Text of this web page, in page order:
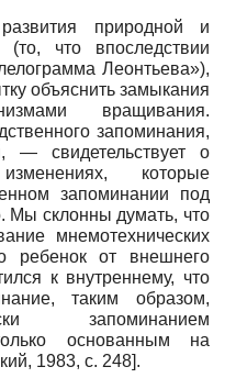
природной и
(то, что впоследствии
Леонтьева»),
объяснить замыкания
вращивания.
запоминания,
свидетельствует о
которые
запоминании под
Мы склонны думать, что
мнемотехнических
ребенок от внешнего
к внутреннему, что
таким образом,
запоминанием
основанным на
1983, с. 248].